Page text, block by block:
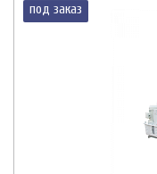
под заказ